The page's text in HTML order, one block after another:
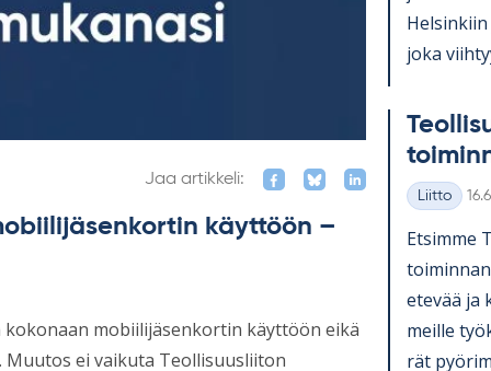
Jaa artikkeli:
käyttöön –
mobiilijäsenkortin käyttöön eikä
ei vaikuta Teollisuusliiton
joka
Kategoriat
Liitto
Et­simme
ete­vää ja
meille
rät